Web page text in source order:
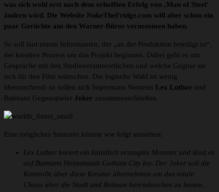
was sich wohl erst nach dem erhofften Erfolg von ‚Man of Steel‘
ändern wird. Die Website NukeTheFridge.com will aber schon ein
paar Gerüchte aus den Warner-Büros vernommen haben.
So soll laut einem Informanten, der „an der Produktion beteiligt ist“,
der kreative Prozess um das Projekt beginnen. Dabei geht es um
Gespräche mit den Studioverantwortlichen und welche Gegner sie
sich für den Film wünschen. Die logische Wahl ist wenig
überraschend: so sollen sich Supermans Nemesis Lex Luthor und
Batmans Gegenspieler Joker zusammenschließen.
Eine mögliches Szenario könnte wie folgt aussehen:
Lex Luthor kreiert ein künstlich erzeugtes Monster und lässt es
auf Batmans Heimatstadt Gotham City los. Der Joker soll die
Kontrolle über diese Kreatur übernehmen um das totale
Chaos über die Stadt und Batman hereinbrechen zu lassen.